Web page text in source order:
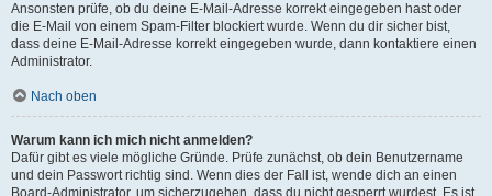
Ansonsten prüfe, ob du deine E-Mail-Adresse korrekt eingegeben hast oder
die E-Mail von einem Spam-Filter blockiert wurde. Wenn du dir sicher bist,
dass deine E-Mail-Adresse korrekt eingegeben wurde, dann kontaktiere einen
Administrator.
Nach oben
Warum kann ich mich nicht anmelden?
Dafür gibt es viele mögliche Gründe. Prüfe zunächst, ob dein Benutzername
und dein Passwort richtig sind. Wenn dies der Fall ist, wende dich an einen
Board-Administrator, um sicherzugehen, dass du nicht gesperrt wurdest. Es ist